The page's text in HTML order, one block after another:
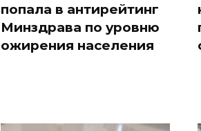
попала в антирейтинг
Минздрава по уровню
ожирения населения